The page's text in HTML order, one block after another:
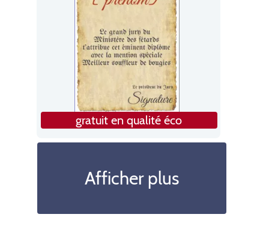
gratuit en qualité éco
Afficher plus